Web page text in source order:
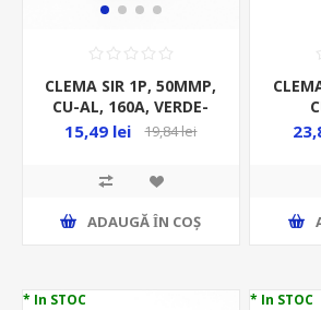
CLEMA SIR 1P, 50MMP,
CU-AL, 160A, VERDE-
GALBEN
15,49 lei 19,84 lei
ADAUGĂ ȊN COŞ
* In STOC * In STOC